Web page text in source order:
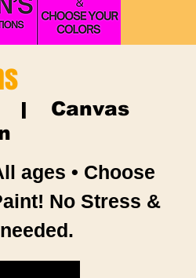
|
Canvas
ages • Choose
No Stress &